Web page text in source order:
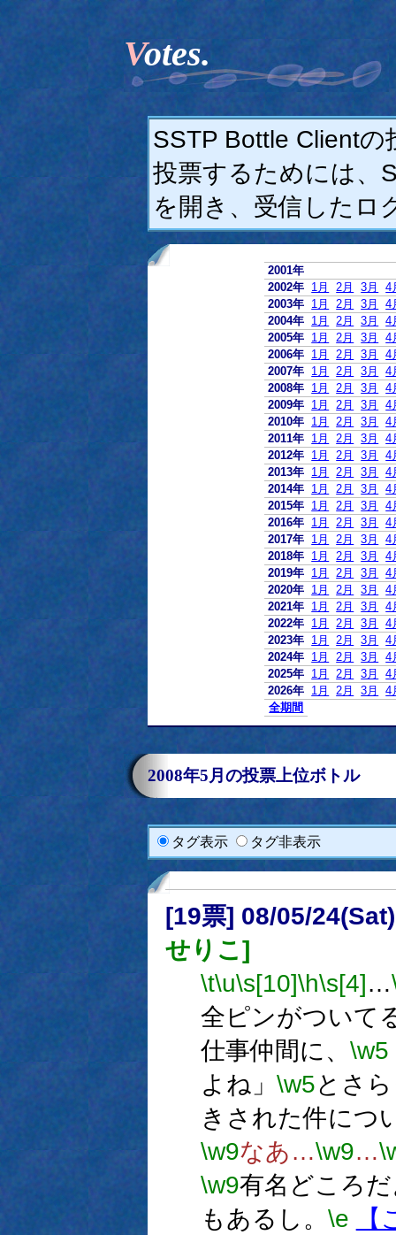
Votes.
SSTP Bottle Client
投票するためには、
を開き、受信したロ
2001年
2002年 1月 2月 3月
4
2003年 1月 2月 3月
4
2004年 1月 2月 3月
4
2005年 1月 2月 3月
4
2006年 1月 2月 3月
4
2007年 1月 2月 3月
4
2008年 1月 2月 3月
4
2009年 1月 2月 3月
4
2010年 1月 2月 3月
4
2011年 1月 2月 3月
4
2012年 1月 2月 3月
4
2013年 1月 2月 3月
4
2014年 1月 2月 3月
4
2015年 1月 2月 3月
4
2016年 1月 2月 3月
4
2017年 1月 2月 3月
4
2018年 1月 2月 3月
4
2019年 1月 2月 3月
4
2020年 1月 2月 3月
4
2021年 1月 2月 3月
4
2022年 1月 2月 3月
4
2023年 1月 2月 3月
4
2024年 1月 2月 3月
4
2025年 1月 2月 3月
4
2026年 1月 2月 3月
4
全期間
2008年5月の投票上位ボトル
タグ表示 タグ非表示
[19票] 08/05/
せりこ]
\t\u\s[10]\h\s[4]…
全ピンがついて
仕事仲間に、 \w5
よね」 \w5とさ
きされた件につ
\w9なあ…\w9…
\w9有名どころ
もあるし。 \e